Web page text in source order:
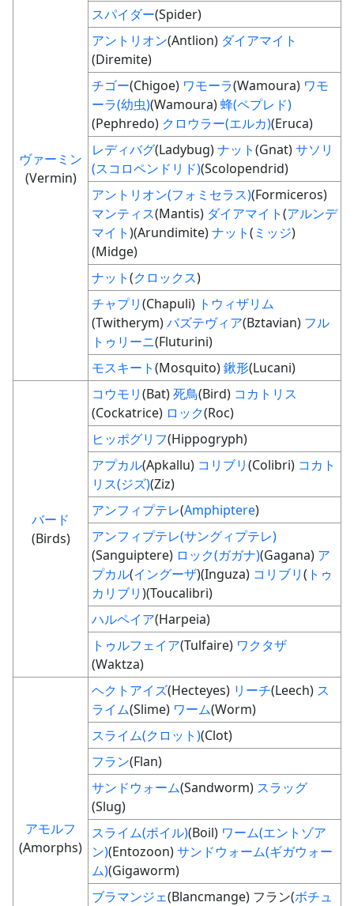
ヴァーミン
(Vermin)
スパイダー(Spider)
アントリオン(Antlion) ダイアマイト
(Diremite)
チゴー(Chigoe) ワモーラ(Wamoura) ワモ
ーラ(幼虫)(Wamoura)蜂(ペプレド)
(Pephredo) クロウラー(エルカ)(Eruca)
レディバグ(Ladybug)ナット(Gnat)サソリ
(スコロペンドリド)(Scolopendrid)
アントリオン(フォミセラス)(Formiceros)
マンティス(Mantis) ダイアマイト(アルンデ
マイト)(Arundimite)ナット( ミッジ)
(Midge)
ナット(クロックス)
チャプリ(Chapuli) トウィザリム
(Twitherym)バズテヴィア(Bztavian) フル
トゥリーニ(Fluturini)
モスキート(Mosquito)鍬形(Lucani)
バード
(Birds)
コウモリ(Bat)死鳥(Bird) コカトリス
(Cockatrice) ロック(Roc)
ヒッポグリフ(Hippogryph)
アプカル(Apkallu) コリブリ(Colibri) コカト
リス(ジズ)(Ziz)
アンフィプテレ(Amphiptere)
アンフィプテレ(サングィプテレ)
(Sanguiptere) ロック(ガガナ)(Gagana) ア
プカル(イングーザ)(Inguza) コリブリ( トゥ
カリブリ)(Toucalibri)
ハルペイア(Harpeia)
トゥルフェイア(Tulfaire) ワクタザ
(Waktza)
アモルフ
(Amorphs)
ヘクトアイズ(Hecteyes) リーチ(Leech) ス
ライム(Slime) ワーム(Worm)
スライム(クロット)(Clot)
フラン(Flan)
サンドウォーム(Sandworm) スラッグ
(Slug)
スライム(ボイル)(Boil) ワーム(エントゾア
ン)(Entozoon)サンドウォーム(ギガウォー
ム)(Gigaworm)
ブラマンジェ(Blancmange) フラン(ボチュ